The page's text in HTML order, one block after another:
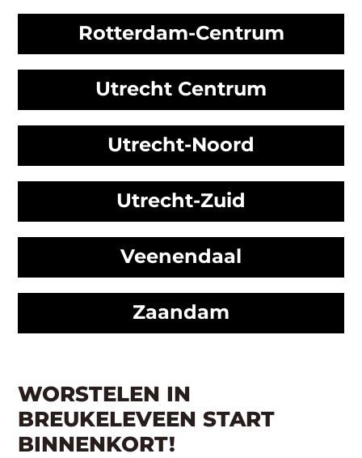
Rotterdam-Centrum
Utrecht Centrum
Utrecht-Noord
Utrecht-Zuid
Veenendaal
Zaandam
WORSTELEN IN
BREUKELEVEEN START
BINNENKORT!